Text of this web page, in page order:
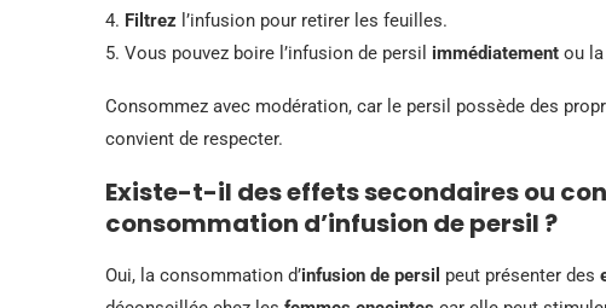
4. Filtrez l’infusion pour retirer les feuilles.
5. Vous pouvez boire l’infusion de persil immédiatement ou
Consommez avec modération, car le persil possède des
convient de respecter.
Existe-t-il des effets secondaires ou
consommation d’infusion de persil ?
Oui, la consommation d’infusion de persil peut présenter des